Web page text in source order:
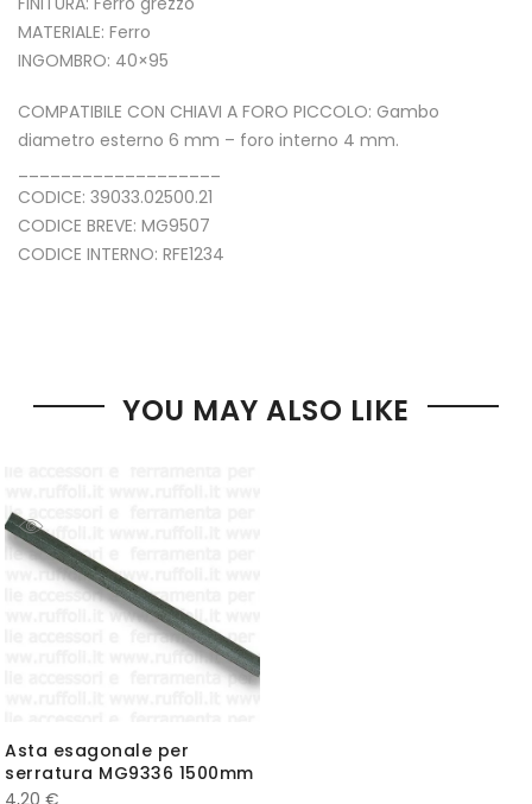
MATERIALE: Ferro
INGOMBRO: 40×95
COMPATIBILE CON CHIAVI A FORO PICCOLO: Gambo
diametro esterno 6 mm – foro interno 4 mm.
CODICE: 39033.02500.21
CODICE BREVE: MG9507
CODICE INTERNO: RFE1234
YOU MAY ALSO LIKE
Asta esagonale per
serratura MG9336 1500mm
4,20 €